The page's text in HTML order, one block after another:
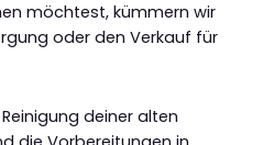
möchtest, kümmern wir
oder den Verkauf für
deiner alten